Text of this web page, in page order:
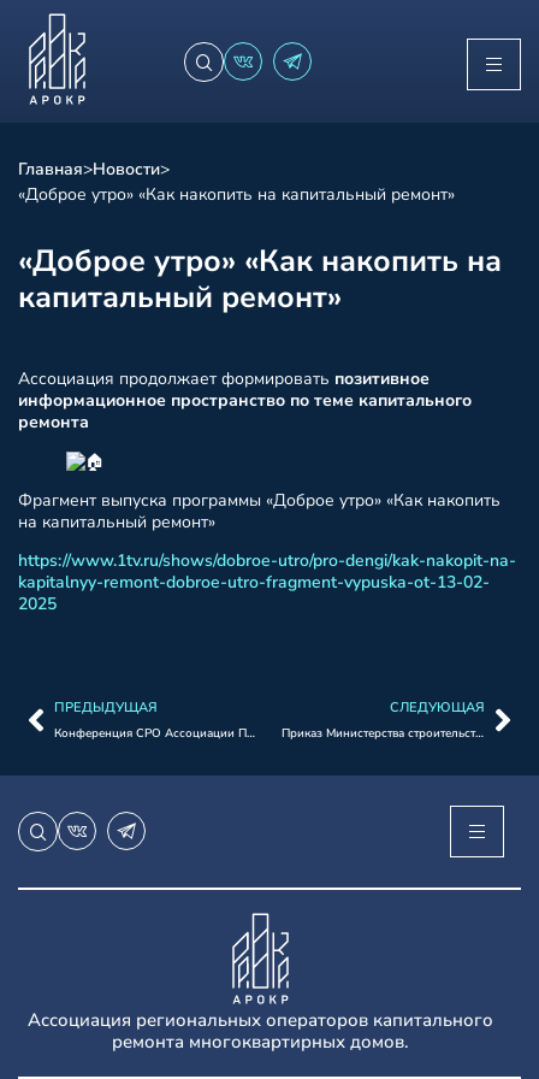
Главная>Новости>
«Доброе утро» «Как накопить на капитальный ремонт»
«Доброе утро» «Как накопить на
капитальный ремонт»
Ассоциация продолжает формировать позитивное
информационное пространство по теме капитального
ремонта
Фрагмент выпуска программы «Доброе утро» «Как накопить
на капитальный ремонт»
https://www.1tv.ru/shows/dobroe-utro/pro-dengi/kak-nakopit-na-
kapitalnyy-remont-dobroe-utro-fragment-vypuska-ot-13-02-
2025
ПРЕДЫДУЩАЯ
Конференция СРО Ассоциации Платежных агентов «Актуальные изменения в деятельности операторов по приему платежей, переход к саморегулированию».
СЛЕДУЮЩАЯ
Приказ Министерства строительства и жилищно-коммунального хозяйства РФ от 13.02.2025 № 77/пр.
Ассоциация региональных операторов капитального
ремонта многоквартирных домов.